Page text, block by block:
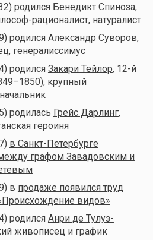
родился Бенедикт Спиноза,
рационалист, натуралист
родился Александр Суворов,
генералиссимус
родился Закари Тейлор, 12-й
крупный
родилась Грейс Дарлинг,
героиня
в Санкт-Петербурге
графом Завадовским и
в продаже появился труд
видов»
родился Анри де Тулуз-
живописец и график